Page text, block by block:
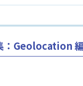
：Geolocation